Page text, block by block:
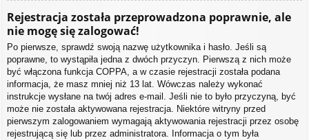
Rejestracja została przeprowadzona poprawnie, ale
nie mogę się zalogować!
Po pierwsze, sprawdź swoją nazwę użytkownika i hasło. Jeśli są
poprawne, to wystąpiła jedna z dwóch przyczyn. Pierwszą z nich może
być włączona funkcja COPPA, a w czasie rejestracji została podana
informacja, że masz mniej niż 13 lat. Wówczas należy wykonać
instrukcje wysłane na twój adres e-mail. Jeśli nie to było przyczyną, być
może nie została aktywowana rejestracja. Niektóre witryny przed
pierwszym zalogowaniem wymagają aktywowania rejestracji przez osobę
rejestrującą się lub przez administratora. Informacja o tym była